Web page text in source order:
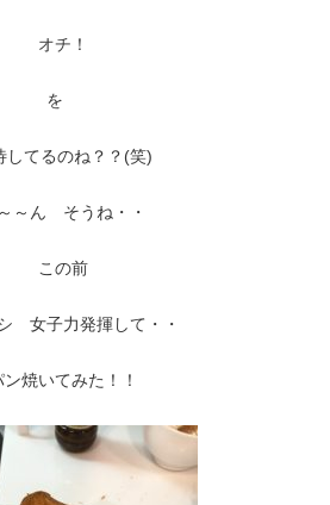
オチ！
を
してるのね？？(笑)
～ん そうね・・
この前
女子力発揮して・・
ン焼いてみた！！